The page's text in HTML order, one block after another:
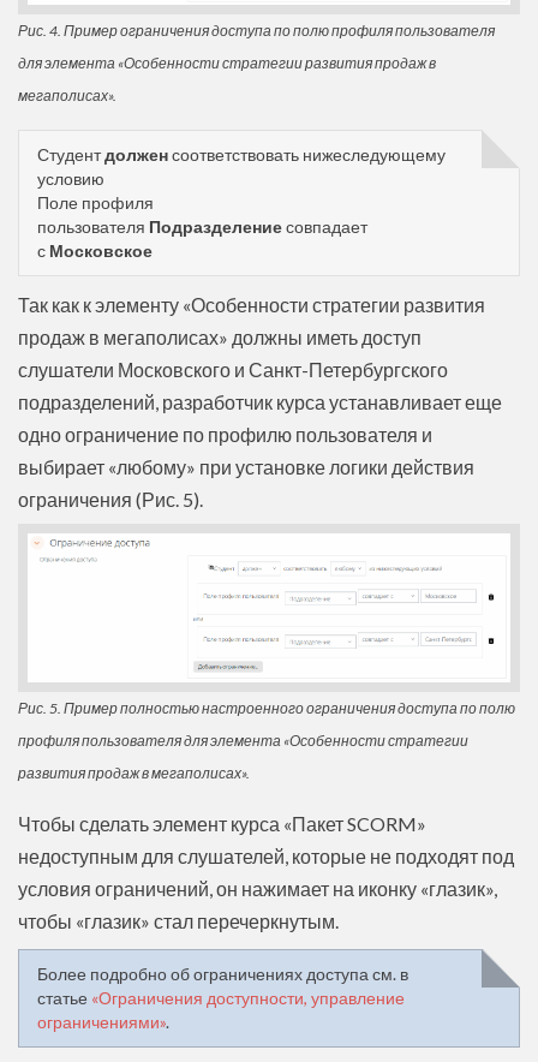
Рис. 4. Пример ограничения доступа по полю профиля пользователя
для элемента «Особенности стратегии развития продаж в
мегаполисах».
Студентдолженсоответствовать нижеследующему
условию
Поле профиля
пользователя Подразделениесовпадает
с Московское
Так как к элементу «Особенности стратегии развития
продаж в мегаполисах» должны иметь доступ
слушатели Московского и Санкт-Петербургского
подразделений, разработчик курса устанавливает еще
одно ограничение по профилю пользователя и
выбирает «любому» при установке логики действия
ограничения (Рис. 5).
Рис. 5. Пример полностью настроенного ограничения доступа по полю
профиля пользователя для элемента «Особенности стратегии
развития продаж в мегаполисах».
Чтобы сделать элемент курса «Пакет SCORM»
недоступным для слушателей, которые не подходят под
условия ограничений, он нажимает на иконку «глазик»,
чтобы «глазик» стал перечеркнутым.
Более подробно об ограничениях доступа см. в
статье «Ограничения доступности, управление
ограничениями».